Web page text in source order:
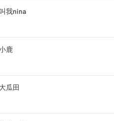
我nina
鹿
瓜田